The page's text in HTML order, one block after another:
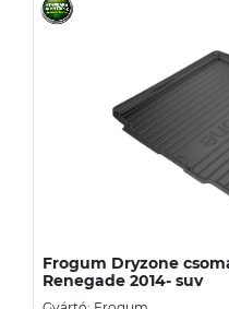
Frogum Dryzone
Renegade 2014- suv